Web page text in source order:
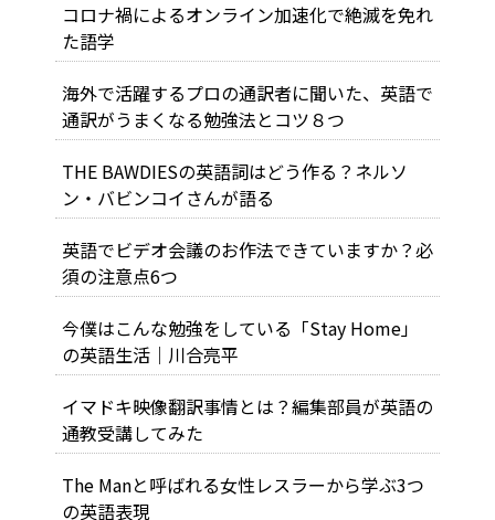
コロナ禍によるオンライン加速化で絶滅を免れ
た語学
海外で活躍するプロの通訳者に聞いた、英語で
通訳がうまくなる勉強法とコツ８つ
THE BAWDIESの英語詞はどう作る？ネルソ
ン・バビンコイさんが語る
英語でビデオ会議のお作法できていますか？必
須の注意点6つ
今僕はこんな勉強をしている「Stay Home」
の英語生活｜川合亮平
イマドキ映像翻訳事情とは？編集部員が英語の
通教受講してみた
The Manと呼ばれる女性レスラーから学ぶ3つ
の英語表現